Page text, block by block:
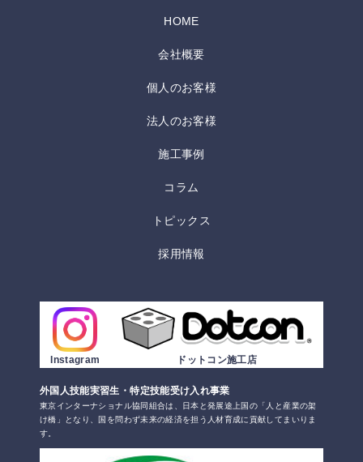
HOME
会社概要
個人のお客様
法人のお客様
施工事例
コラム
トピックス
採用情報
Instagram ドットコン施工店
外国人技能実習生・特定技能受け入れ事業
東京インターナショナル協同組合は、日本と発展途上国の「人と産業の架
け橋」となり、国を問わず未来の経済を担う人材育成に貢献してまいりま
す。